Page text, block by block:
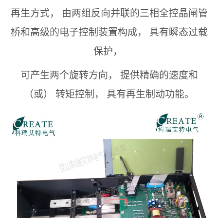
再生方式， 由两组反向并联的三相全控晶闸管
桥和高级的电子控制装置构成， 具有瞬态过载
保护，
可产生两个旋转方向， 提供精确的速度和
（或） 转矩控制， 具有再生制动功能。